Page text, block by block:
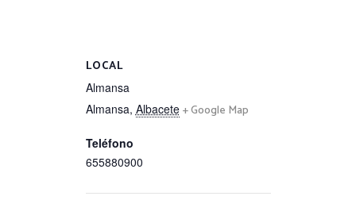
LOCAL
Almansa
Almansa, Albacete + Google Map
Teléfono
655880900